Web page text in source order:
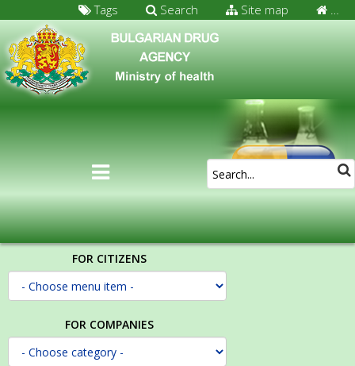
…
Site map
Search
Tags
FOR CITIZENS
FOR COMPANIES